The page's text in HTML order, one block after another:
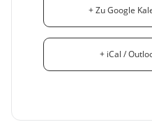
+ Zu Google
+ iCal /